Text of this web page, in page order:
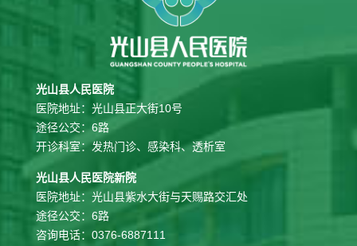
光山县人民医院
医院地址：光山县正大街10号
途径公交：6路
开诊科室：发热门诊、感染科、透析室
光山县人民医院新院
医院地址：光山县紫水大街与天赐路交汇处
途径公交：6路
咨询电话：0376-6887111